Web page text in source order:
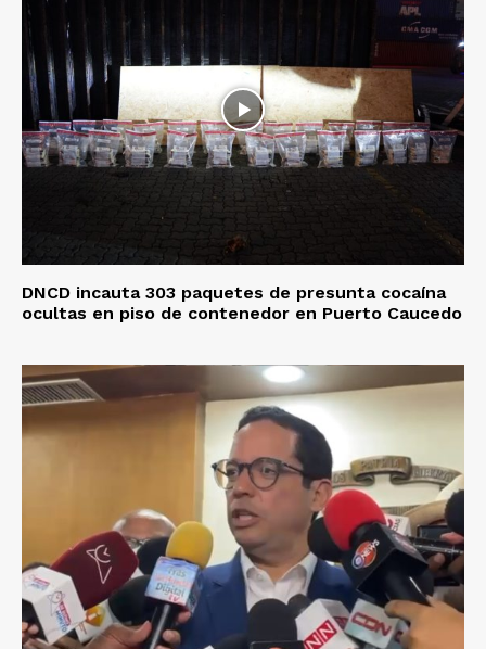
DNCD incauta 303 paquetes de presunta cocaína
ocultas en piso de contenedor en Puerto Caucedo